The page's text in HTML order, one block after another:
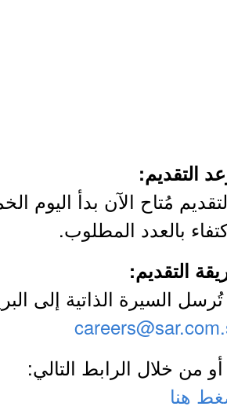
التقديم:
بالعدد المطلوب.
التقديم:
هنا